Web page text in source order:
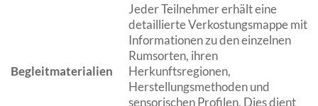
Begleitmaterialien
Jeder Teilnehmer erhält eine
detaillierte Verkostungsmappe mit
Informationen zu den einzelnen
Rumsorten, ihren
Herkunftsregionen,
Herstellungsmethoden und
sensorischen Profilen. Dies dient